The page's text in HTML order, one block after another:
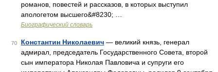
романов, повестей и рассказов, в которых выступил
апологетом высшего&#8230; …
Биографический словарь
70 Константин Николаевич — великий князь, генерал
адмирал, председатель Государственного Совета, второй
сын императора Николая Павловича и супруги его